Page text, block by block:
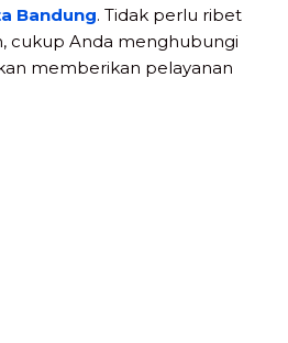
Bandung. Tidak perlu ribet
cukup Anda menghubungi
memberikan pelayanan